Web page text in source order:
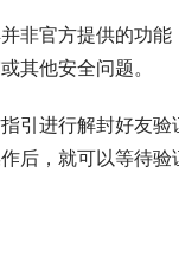
非官方提供的功
其他安全问题。
引进行解封好友
后，就可以等待验